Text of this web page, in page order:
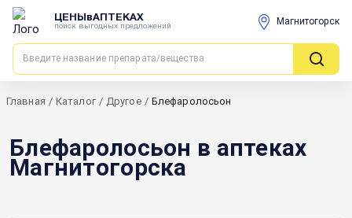
ЦЕНЫвАПТЕКАХ
поиск выгодных предложений Магнитогорск
Главная / Каталог / Другое / Блефаролосьон
Блефаролосьон в аптеках
Магнитогорска